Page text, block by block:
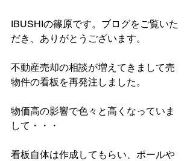
IBUSHIの篠原です。ブログをご覧いた
だき、ありがとうございます。
不動産売却の相談が増えてきまして売
物件の看板を再発注しました。
物価高の影響で色々と高くなっていま
して・・・
看板自体は作成してもらい、ポールや